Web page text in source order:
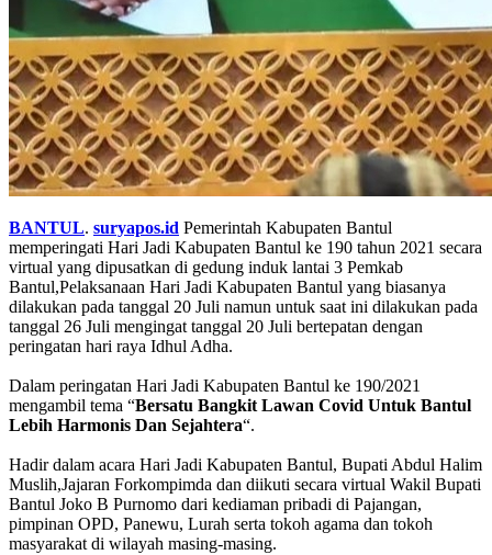
BANTUL. suryapos.id Pemerintah Kabupaten Bantul
memperingati Hari Jadi Kabupaten Bantul ke 190 tahun 2021 secara
virtual yang dipusatkan di gedung induk lantai 3 Pemkab
Bantul,Pelaksanaan Hari Jadi Kabupaten Bantul yang biasanya
dilakukan pada tanggal 20 Juli namun untuk saat ini dilakukan pada
tanggal 26 Juli mengingat tanggal 20 Juli bertepatan dengan
peringatan hari raya Idhul Adha.
Dalam peringatan Hari Jadi Kabupaten Bantul ke 190/2021
mengambil tema “Bersatu Bangkit Lawan Covid Untuk Bantul
Lebih Harmonis Dan Sejahtera“.
Hadir dalam acara Hari Jadi Kabupaten Bantul, Bupati Abdul Halim
Muslih,Jajaran Forkompimda dan diikuti secara virtual Wakil Bupati
Bantul Joko B Purnomo dari kediaman pribadi di Pajangan,
pimpinan OPD, Panewu, Lurah serta tokoh agama dan tokoh
masyarakat di wilayah masing-masing.